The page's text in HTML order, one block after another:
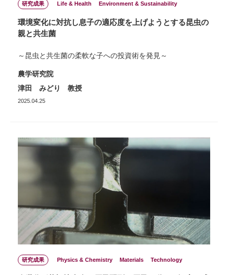
研究成果 Life & Health Environment & Sustainability
環境変化に対抗し息子の適応度を上げようとする昆虫の
親と共生菌
～昆虫と共生菌の柔軟な子への投資術を発見～
農学研究院
津田 みどり 教授
2025.04.25
研究成果 Physics & Chemistry Materials Technology